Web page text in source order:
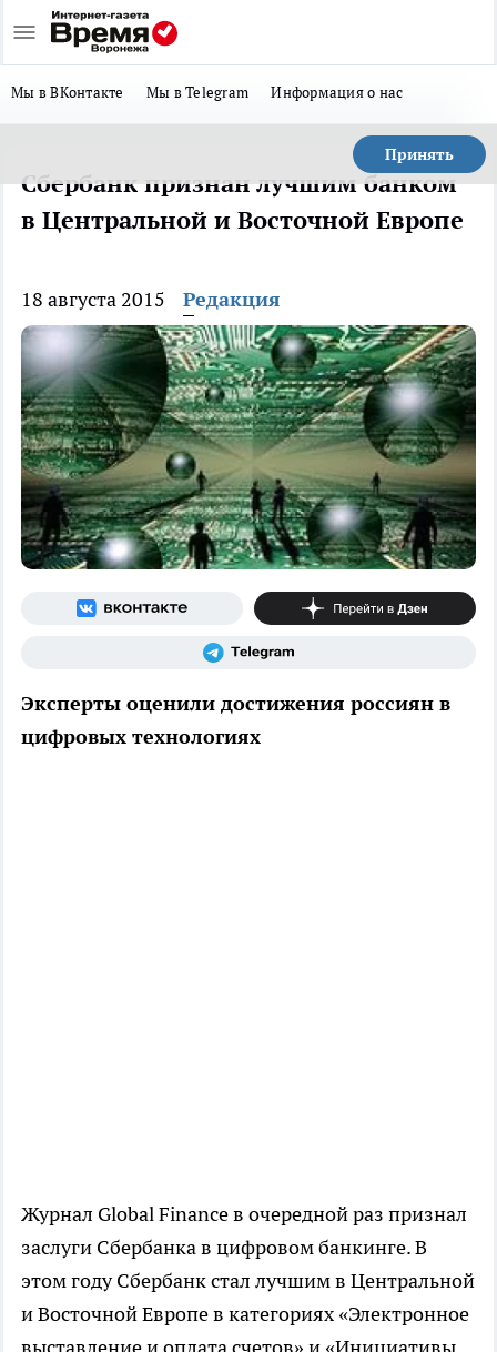
Мы в ВКонтакте Мы в Telegram Информация о нас
Принять
Сбербанк признан лучшим банком
в Центральной и Восточной Европе
18 августа 2015 Редакция
Эксперты оценили достижения россиян в
цифровых технологиях
Журнал Global Finance в очередной раз признал
заслуги Сбербанка в цифровом банкинге. В
этом году Сбербанк стал лучшим в Центральной
и Восточной Европе в категориях «Электронное
выставление и оплата счетов» и «Инициативы